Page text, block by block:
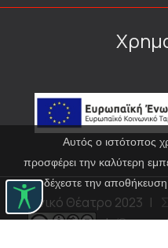
Αυτός ο ιστότοπος
προσφέρει την καλύτερη
αποδέχεστε την
© Εθνικό Θέατρο 2023 |
| Όροι